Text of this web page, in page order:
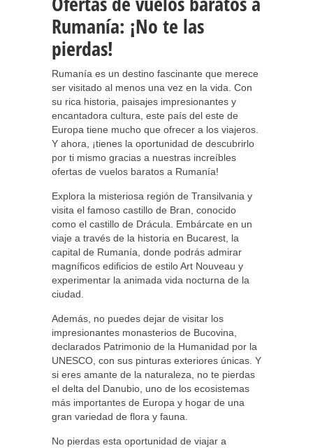
Rumanía: ¡No te las
pierdas!
Rumanía es un destino fascinante que merece
ser visitado al menos una vez en la vida. Con
su rica historia, paisajes impresionantes y
encantadora cultura, este país del este de
Europa tiene mucho que ofrecer a los viajeros.
Y ahora, ¡tienes la oportunidad de descubrirlo
por ti mismo gracias a nuestras increíbles
ofertas de vuelos baratos a Rumanía!
Explora la misteriosa región de Transilvania y
visita el famoso castillo de Bran, conocido
como el castillo de Drácula. Embárcate en un
viaje a través de la historia en Bucarest, la
capital de Rumanía, donde podrás admirar
magníficos edificios de estilo Art Nouveau y
experimentar la animada vida nocturna de la
ciudad.
Además, no puedes dejar de visitar los
impresionantes monasterios de Bucovina,
declarados Patrimonio de la Humanidad por la
UNESCO, con sus pinturas exteriores únicas. Y
si eres amante de la naturaleza, no te pierdas
el delta del Danubio, uno de los ecosistemas
más importantes de Europa y hogar de una
gran variedad de flora y fauna.
No pierdas esta oportunidad de viajar a